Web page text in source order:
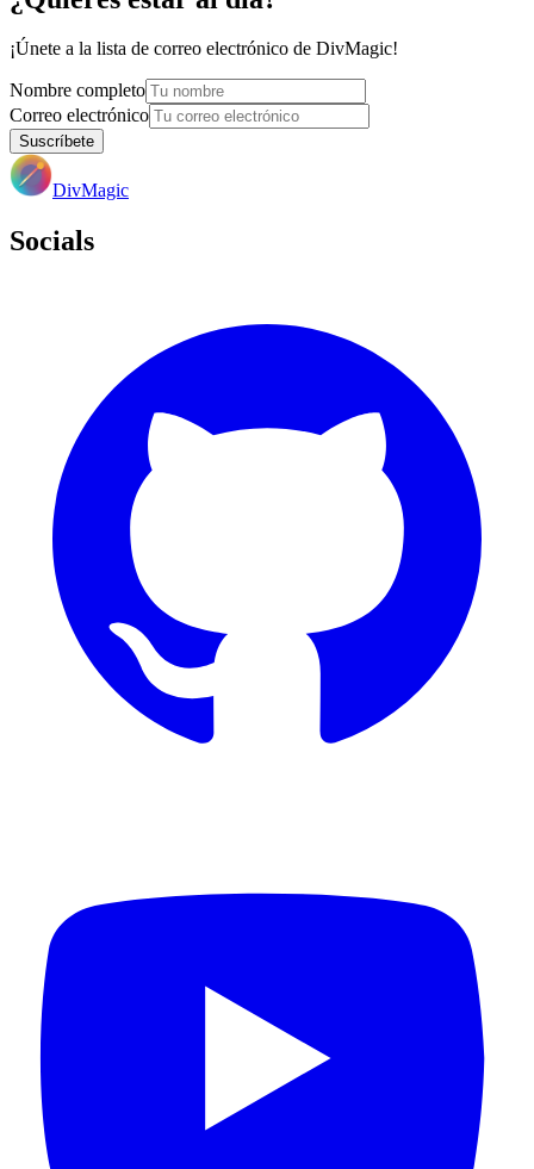
¡Únete a la lista de correo electrónico de DivMagic!
Nombre completo
Correo electrónico
Suscríbete
DivMagic
Socials